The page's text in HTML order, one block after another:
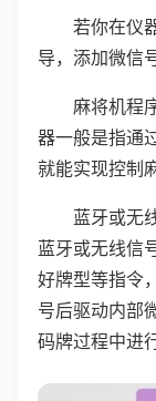
若你在仪
导，添加微信
麻将机程
器一般是指通
就能实现控制
蓝牙或无
蓝牙或无线信
好牌型等指令
号后驱动内部
码牌过程中进